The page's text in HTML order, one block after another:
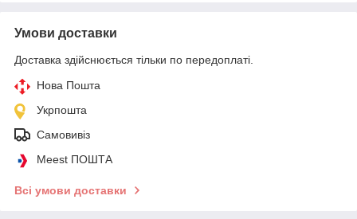
Умови доставки
Доставка здійснюється тільки по передоплаті.
Нова Пошта
Укрпошта
Самовивіз
Meest ПОШТА
Всі умови доставки